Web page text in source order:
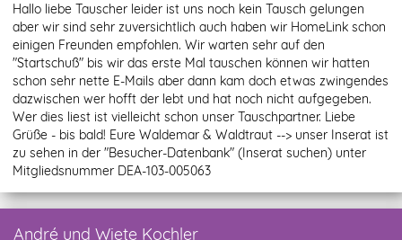
Hallo liebe Tauscher leider ist uns noch kein Tausch gelungen
aber wir sind sehr zuversichtlich auch haben wir HomeLink schon
einigen Freunden empfohlen. Wir warten sehr auf den
"Startschuß" bis wir das erste Mal tauschen können wir hatten
schon sehr nette E-Mails aber dann kam doch etwas zwingendes
dazwischen wer hofft der lebt und hat noch nicht aufgegeben.
Wer dies liest ist vielleicht schon unser Tauschpartner. Liebe
Grüße - bis bald! Eure Waldemar & Waldtraut --> unser Inserat ist
zu sehen in der "Besucher-Datenbank" (Inserat suchen) unter
Mitgliedsnummer DEA-103-005063
André und Wiete Kochler